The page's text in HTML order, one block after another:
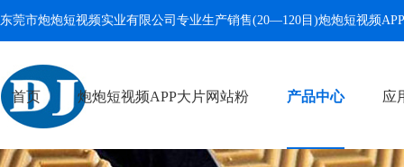
东莞市炮炮短视频实业有限公司专业生产销售(20—120目)炮炮短视频
首页 炮炮短视频APP大片网站粉 产品中心 应